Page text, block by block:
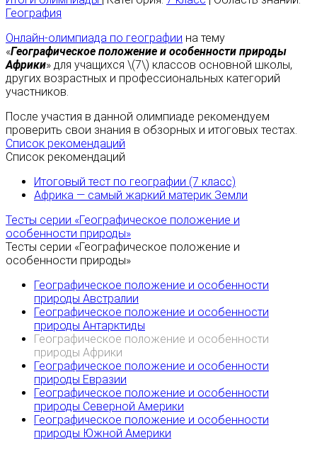
География
Онлайн-олимпиада по географии на тему
«Географическое положение и особенности природы
Африки» для учащихся \(7\) классов основной школы,
других возрастных и профессиональных категорий
участников.
После участия в данной олимпиаде рекомендуем
проверить свои знания в обзорных и итоговых тестах.
Список рекомендаций
Список рекомендаций
Итоговый тест по географии (7 класс)
Африка — самый жаркий материк Земли
Тесты серии «Географическое положение и
особенности природы»
Тесты серии «Географическое положение и
особенности природы»
Географическое положение и особенности
природы Австралии
Географическое положение и особенности
природы Антарктиды
Географическое положение и особенности
природы Африки
Географическое положение и особенности
природы Евразии
Географическое положение и особенности
природы Северной Америки
Географическое положение и особенности
природы Южной Америки